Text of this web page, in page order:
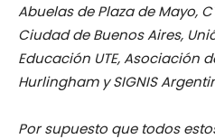
Abuelas de Plaza de Mayo,
Ciudad de Buenos Aires,
Educación UTE, Asociación
Hurlingham y SIGNIS
Por supuesto que todos